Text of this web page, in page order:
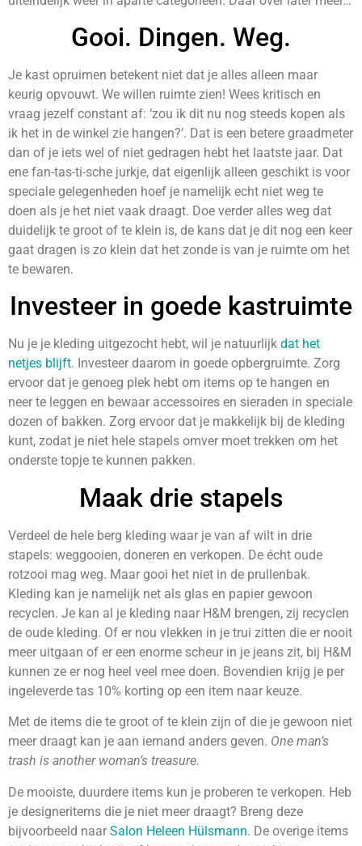
Gooi. Dingen. Weg.
Je kast opruimen betekent niet dat je alles alleen maar
keurig opvouwt. We willen ruimte zien! Wees kritisch en
vraag jezelf constant af: ‘zou ik dit nu nog steeds kopen als
ik het in de winkel zie hangen?’. Dat is een betere graadmeter
dan of je iets wel of niet gedragen hebt het laatste jaar. Dat
ene fan-tas-ti-sche jurkje, dat eigenlijk alleen geschikt is voor
speciale gelegenheden hoef je namelijk echt niet weg te
doen als je het niet vaak draagt. Doe verder alles weg dat
duidelijk te groot of te klein is, de kans dat je dit nog een keer
gaat dragen is zo klein dat het zonde is van je ruimte om het
te bewaren.
Investeer in goede kastruimte
Nu je je kleding uitgezocht hebt, wil je natuurlijk dat het
netjes blijft. Investeer daarom in goede opbergruimte. Zorg
ervoor dat je genoeg plek hebt om items op te hangen en
neer te leggen en bewaar accessoires en sieraden in speciale
dozen of bakken. Zorg ervoor dat je makkelijk bij de kleding
kunt, zodat je niet hele stapels omver moet trekken om het
onderste topje te kunnen pakken.
Maak drie stapels
Verdeel de hele berg kleding waar je van af wilt in drie
stapels: weggooien, doneren en verkopen. De écht oude
rotzooi mag weg. Maar gooi het niet in de prullenbak.
Kleding kan je namelijk net als glas en papier gewoon
recyclen. Je kan al je kleding naar H&M brengen, zij recyclen
de oude kleding. Of er nou vlekken in je trui zitten die er nooit
meer uitgaan of er een enorme scheur in je jeans zit, bij H&M
kunnen ze er nog heel veel mee doen. Bovendien krijg je per
ingeleverde tas 10% korting op een item naar keuze.
Met de items die te groot of te klein zijn of die je gewoon niet
meer draagt kan je aan iemand anders geven. One man’s
trash is another woman’s treasure.
De mooiste, duurdere items kun je proberen te verkopen. Heb
je designeritems die je niet meer draagt? Breng deze
bijvoorbeeld naar Salon Heleen Hülsmann. De overige items